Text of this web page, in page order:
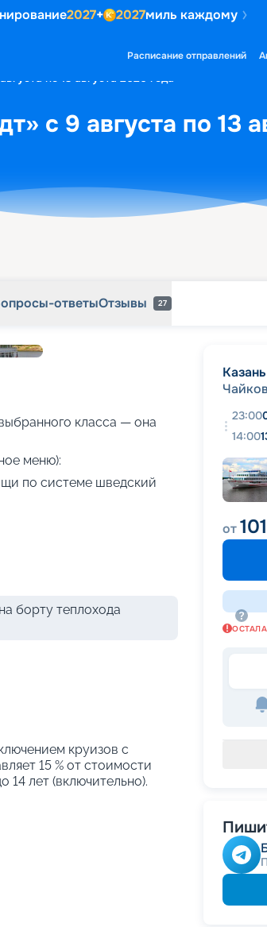
2027+ 2027миль каждому
Расписание отправлений
по 13 августа 2026 года
с 9 августа по 13
ответыОтзывы 27
класса — она
меню):
по системе шведский
борту теплохода
круизов с
15 % от стоимости
14 лет (включительно).
Казань
23:00
14:00
от